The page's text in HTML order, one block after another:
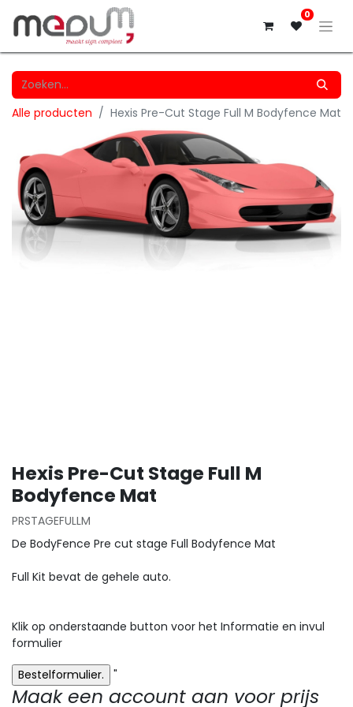
0
Alle producten Hexis Pre-Cut Stage Full M Bodyfence Mat
Hexis Pre-Cut Stage Full M
Bodyfence Mat
PRSTAGEFULLM
De BodyFence Pre cut stage Full Bodyfence Mat
Full Kit bevat de gehele auto.
Klik op onderstaande button voor het Informatie en invul
formulier
"
Maak een account aan voor prijs